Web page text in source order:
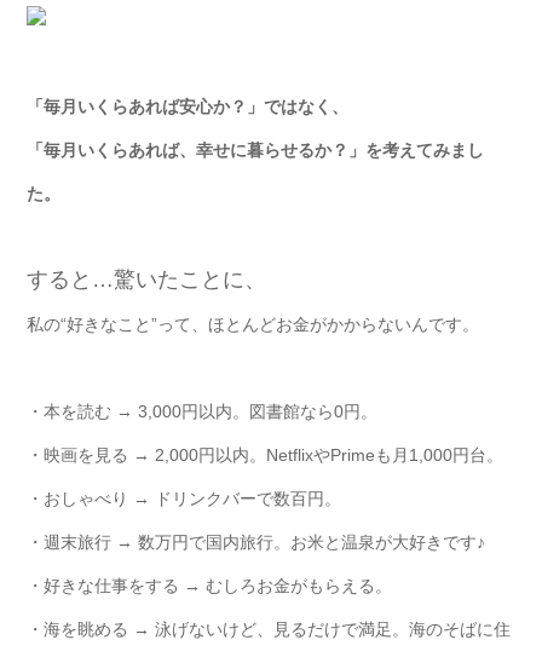
「毎月いくらあれば安心か？」ではなく、
「毎月いくらあれば、幸せに暮らせるか？」を考えてみまし
た。
すると…驚いたことに、
私の“好きなこと”って、ほとんどお金がかからないんです。
・本を読む → 3,000円以内。図書館なら0円。
・映画を見る → 2,000円以内。NetflixやPrimeも月1,000円台。
・おしゃべり → ドリンクバーで数百円。
・週末旅行 → 数万円で国内旅行。お米と温泉が大好きです♪
・好きな仕事をする → むしろお金がもらえる。
・海を眺める → 泳げないけど、見るだけで満足。海のそばに住